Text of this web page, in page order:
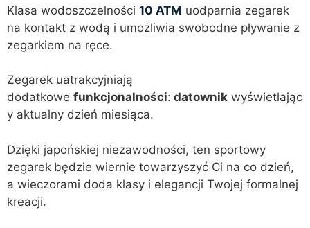
Klasa wodoszczelności 10 ATM uodparnia zegarek
na kontakt z wodą i umożliwia swobodne pływanie z
zegarkiem na ręce.
Zegarek uatrakcyjniają
dodatkowe funkcjonalności: datownik wyświetlając
y aktualny dzień miesiąca.
Dzięki japońskiej niezawodności, ten sportowy
zegarek będzie wiernie towarzyszyć Ci na co dzień,
a wieczorami doda klasy i elegancji Twojej formalnej
kreacji.